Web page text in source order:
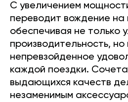
С увеличением
переводит вождение на
обеспечивая не только
производительность, но
непревзойденное
каждой поездки.
выдающихся качеств
незаменимым